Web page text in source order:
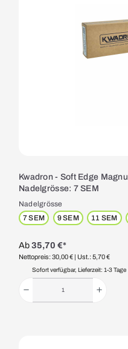
Kwadron - Soft Edge
Nadelgrösse: 7 SEM
Nadelgrösse
7 SEM
9 SEM 11 SEM
Ab35,70 €*
Nettopreis: 30,00 € | Ust.: 5,70 €
Sofort verfügbar, Lieferzeit: 1-3 Tage